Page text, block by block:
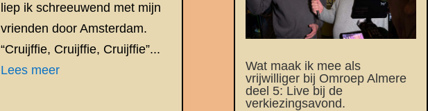
liep ik schreeuwend met mijn
vrienden door Amsterdam.
“Cruijffie, Cruijffie, Cruijffie”...
Lees meer
Wat maak ik mee als
vrijwilliger bij Omroep Almere
deel 5: Live bij de
verkiezingsavond.